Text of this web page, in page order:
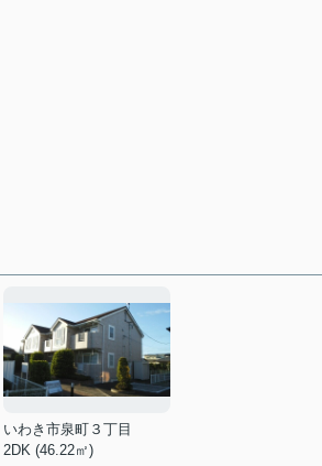
いわき市泉町３丁目
2DK (46.22㎡)